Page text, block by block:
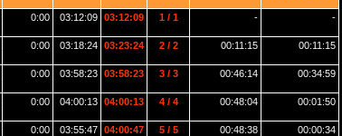
0:00 03:12:09 03:12:09 1 / 1 - -
0:00 03:18:24 03:23:24 2 / 2 00:11:15 00:11:15
0:00 03:58:23 03:58:23 3 / 3 00:46:14 00:34:59
0:00 04:00:13 04:00:13 4 / 4 00:48:04 00:01:50
0:00 03:55:47 04:00:47 5 / 5 00:48:38 00:00:34